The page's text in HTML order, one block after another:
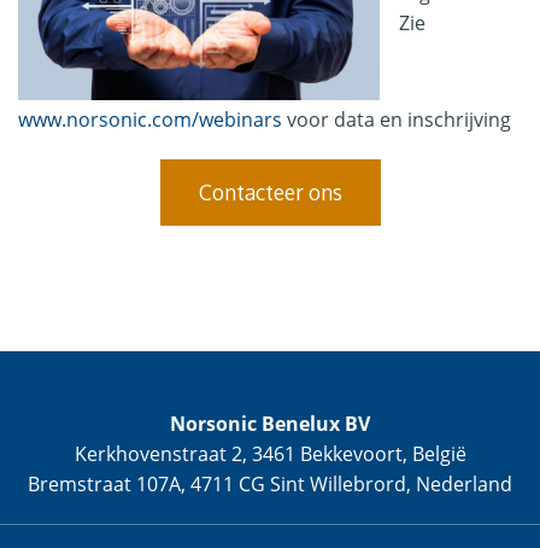
Zie
www.norsonic.com/webinars voor data en inschrijving
Contacteer ons
Norsonic Benelux BV
Kerkhovenstraat 2, 3461 Bekkevoort, België
Bremstraat 107A, 4711 CG Sint Willebrord, Nederland